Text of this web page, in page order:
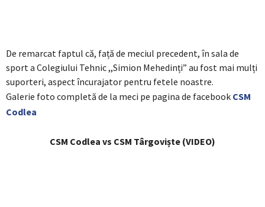
De remarcat faptul că, față de meciul precedent, în sala de
sport a Colegiului Tehnic ,,Simion Mehedinți” au fost mai mulți
suporteri, aspect încurajator pentru fetele noastre.
Galerie foto completă de la meci pe pagina de facebook CSM
Codlea
CSM Codlea vs CSM Târgoviște (VIDEO)